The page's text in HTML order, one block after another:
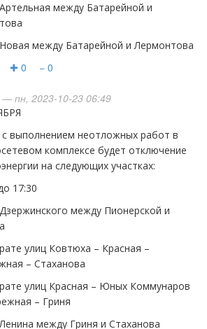
между Батарейной и
между Батарейной и Лермонтова
✚ 0 − 0
— пн, 2023-10-23 06:49
с выполнением неотложных работ в
комплексе будет отключение
на следующих участках:
17:30
между Пионерской и
улиц Ковтюха – Красная –
– Стаханова
улиц Красная – Юных Коммунаров
– Гриня
между Гриня и Стаханова